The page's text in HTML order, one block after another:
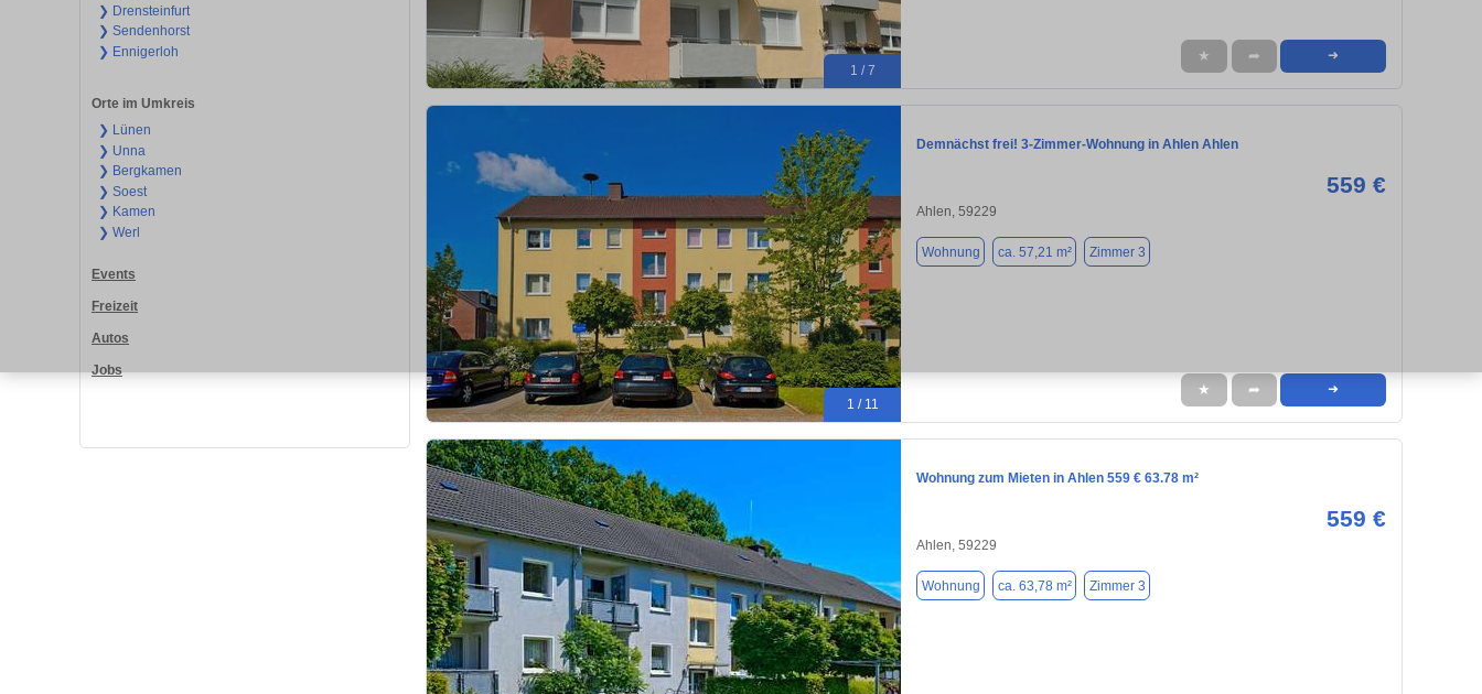
❯ Drensteinfurt
❯ Sendenhorst
❯ Ennigerloh
Orte im Umkreis
❯ Lünen
❯ Unna
❯ Bergkamen
❯ Soest
❯ Kamen
❯ Werl
Events
Freizeit
Autos
Jobs
1 / 7
★ ➦ ➜
1 / 11
Demnächst frei! 3-Zimmer-Wohnung in Ahlen Ahlen
559 €
Ahlen, 59229
Wohnung ca. 57,21 m² Zimmer 3
★ ➦ ➜
Wohnung zum Mieten in Ahlen 559 € 63.78 m²
559 €
Ahlen, 59229
Wohnung ca. 63,78 m² Zimmer 3